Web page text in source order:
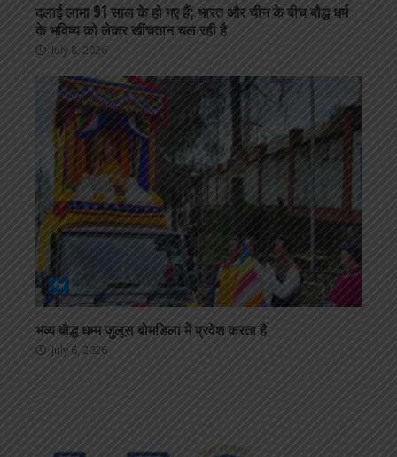
दलाई लामा 91 साल के हो गए हैं; भारत और चीन के बीच बौद्ध धर्म
के भविष्य को लेकर खींचतान चल रही है
July 8, 2026
देश
भव्य बौद्ध धम्म जुलूस बोमडिला में प्रवेश करता है
July 6, 2026